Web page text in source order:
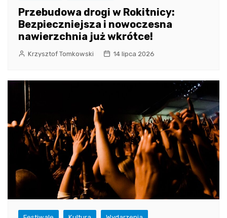
Przebudowa drogi w Rokitnicy:
Bezpieczniejsza i nowoczesna
nawierzchnia już wkrótce!
Krzysztof Tomkowski 14 lipca 2026